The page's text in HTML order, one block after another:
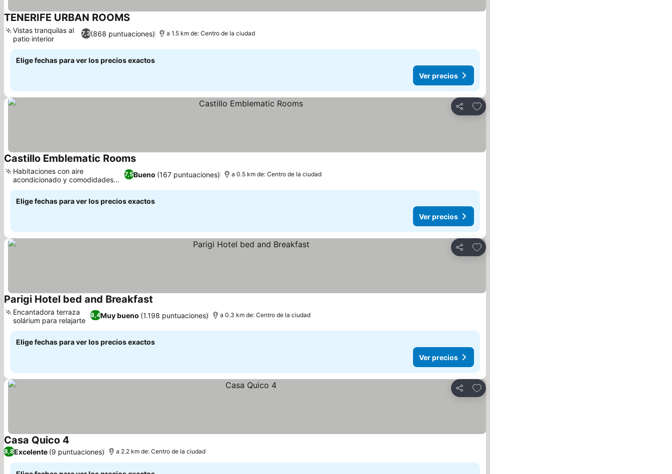
TENERIFE URBAN ROOMS
7,3(868 puntuaciones)
Vistas tranquilas al
patio interior
a 1.5 km de: Centro de la ciudad
Elige fechas para ver los precios exactos
Ver precios
Compartir
Agregar a favoritos
Castillo Emblematic RoomsVer precios
7,5Bueno (167 puntuaciones)
Habitaciones con aire
acondicionado y comodidades
modernas.
a 0.5 km de: Centro de la ciudad
Elige fechas para ver los precios exactos
Ver precios
Compartir
Agregar a favoritos
Parigi Hotel bed and Breakfast
8,4Muy bueno (1.198 puntuaciones)
Encantadora terraza
solárium para relajarte
a 0.3 km de: Centro de la ciudad
Elige fechas para ver los precios exactos
Ver precios
Compartir
Agregar a favoritos
Casa Quico 4 Ver precios
8,8Excelente (9 puntuaciones) a 2.2 km de: Centro de la ciudad